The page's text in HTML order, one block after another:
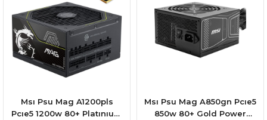
Msı Psu Mag A1200pls
Pcıe5 1200w 80+ Platınıum
Msı Psu Mag A850gn Pcıe5
850w 80+ Gold Power